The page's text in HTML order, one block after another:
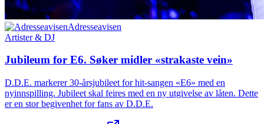
Adresseavisen
Artister & DJ
Jubileum for E6. Søker midler «strakaste vein»
D.D.E. markerer 30-årsjubileet for hit-sangen «E6» med en
nyinnspilling. Jubileet skal feires med en ny utgivelse av låten. Dette
er en stor begivenhet for fans av D.D.E.